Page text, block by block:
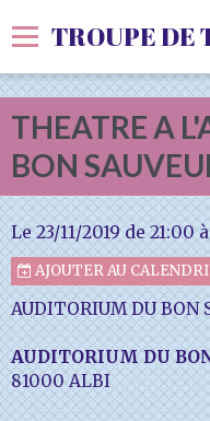
Accueil
Livre d'or
Album
Agenda
Sondages
THEATRE A
BON
Le 23/11/2019 de 21:00
AJOUTER AU
AUDITORIUM DU BON
AUDITORIUM DU
81000 ALBI